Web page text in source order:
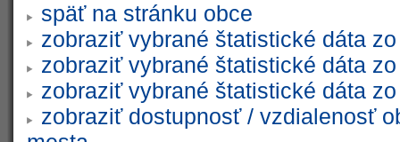
späť na stránku obce
zobraziť vybrané štatistické dáta
zobraziť vybrané štatistické dáta
zobraziť vybrané štatistické dáta
zobraziť dostupnosť / vzdialenosť